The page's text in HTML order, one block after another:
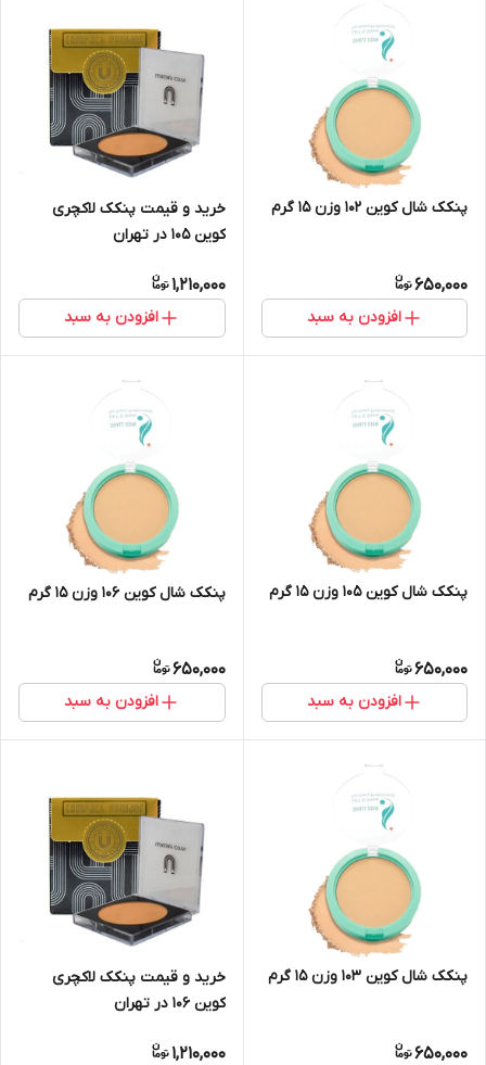
پنکک شال کوین 102 وزن 15 گرم
650,000
افزودن به سبد
خرید و قیمت پنکک لاکچری
کوین 105 در تهران
1,210,000
افزودن به سبد
پنکک شال کوین 105 وزن 15 گرم
650,000
افزودن به سبد
پنکک شال کوین 106 وزن 15 گرم
650,000
افزودن به سبد
پنکک شال کوین 103 وزن 15 گرم
650,000
خرید و قیمت پنکک لاکچری
کوین 106 در تهران
1,210,000